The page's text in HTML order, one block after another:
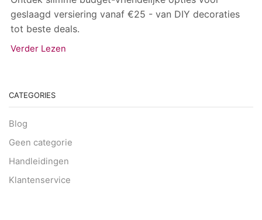
geslaagd versiering vanaf €25 - van DIY decoraties
tot beste deals.
Verder Lezen
CATEGORIES
Blog
Geen categorie
Handleidingen
Klantenservice